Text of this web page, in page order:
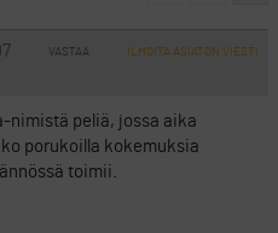
VASTAA ILMOITA ASIATON VIESTI
nimistä peliä, jossa aika
porukoilla kokemuksia
toimii.